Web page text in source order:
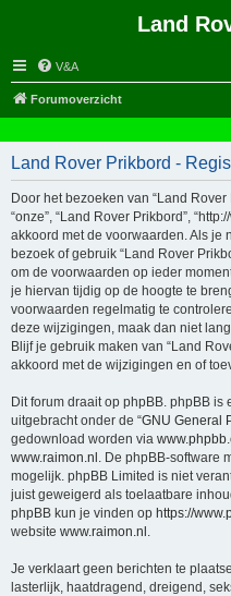
Land
V&A
Forumoverzicht
Land Rover Prikbord -
Door het bezoeken van “Land Rover
“onze”, “Land Rover Prikbord”,
akkoord met de voorwaarden. Als je
bezoek of gebruik “Land Rover
om de voorwaarden op ieder
je hiervan tijdig op de hoogte te
voorwaarden regelmatig te
deze wijzigingen, maak dan niet
Blijf je gebruik maken van “Land
akkoord met de wijzigingen en of
Dit forum draait op phpBB. phpBB
uitgebracht onder de “GNU General
gedownload worden via
www.raimon.nl . De phpBB-software
mogelijk. phpBB Limited is niet
juist geweigerd als toelaatbare
phpBB kun je vinden op https://
website www.raimon.nl .
Je verklaart geen berichten te
lasterlijk, haatdragend, dreigend,